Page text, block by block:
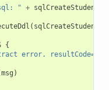
" + sqlCreateStudent
( sqlCreateStudent
{
error. resultCode="
msg )